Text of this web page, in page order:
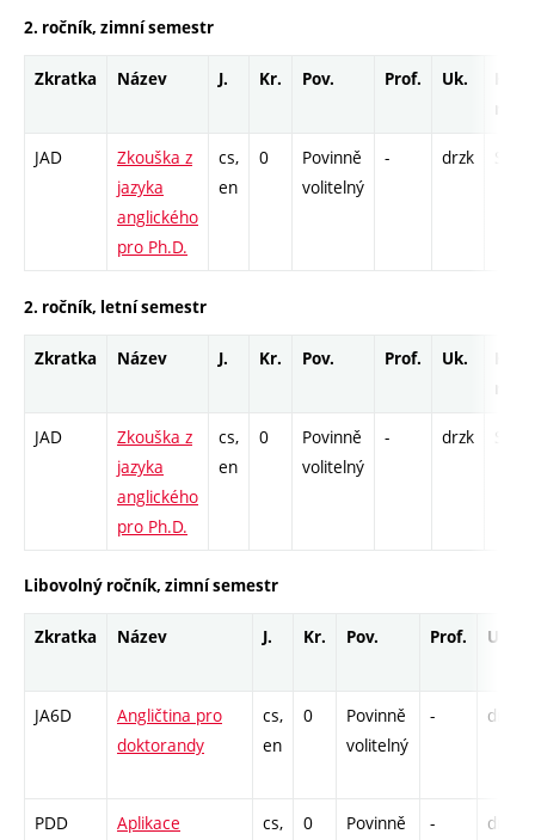
2. ročník, zimní semestr
Zkratka Název J. Kr. Pov. Prof. Uk.
JAD
Zkouška z
jazyka
anglického
pro Ph.D.
cs,
en
0
Povinně
volitelný
- drzk S -
2. ročník, letní semestr
Zkratka Název J. Kr. Pov. Prof. Uk.
JAD
Zkouška z
jazyka
anglického
pro Ph.D.
cs,
en
0
Povinně
volitelný
- drzk S -
Libovolný ročník, zimní semestr
Zkratka Název J. Kr. Pov. Prof. Uk.
JA6D
Angličtina pro
doktorandy
cs,
en
0
Povinně
volitelný
- drzk
PDD
Aplikace
cs,
0
Povinně
- drzk